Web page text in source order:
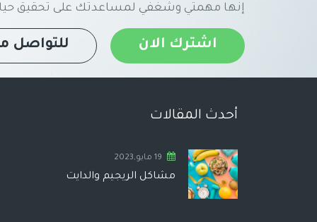
إنها مهمتي وشغفي لمساعدتك على تحقيق
اشترك الان للتواصل
أحدث المقالات
19 مايو,2023
مشاكل الريجيم والدايت